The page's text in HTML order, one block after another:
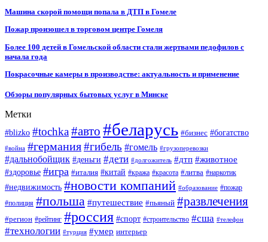
Машина скорой помощи попала в ДТП в Гомеле
Пожар произошел в торговом центре Гомеля
Более 100 детей в Гомельской области стали жертвами педофилов с
начала года
Покрасочные камеры в производстве: актуальность и применение
Обзоры популярных бытовых услуг в Минске
Метки
#blizko #tochka#авто #беларусь #бизнес #богатство
#война #германия#гибель #гомель #грузоперевозки
#дальнобойщик #деньги #дети #долгожитель #дтп #животное
#здоровье #игра #италия #китай #кража #красота #литва #наркотик
#недвижимость #новости компаний #образование #пожар
#полиция #польша #путешествие #пьяный #развлечения
#регион #рейтинг #россия #спорт #строительство #сша #телефон
#технологии #турция #умер интерьер